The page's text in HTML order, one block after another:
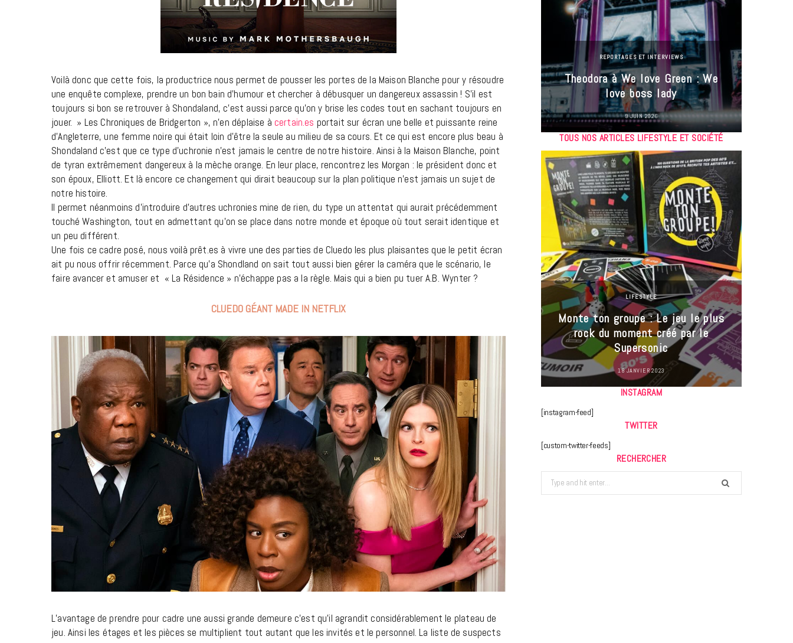
Voilà donc que cette fois, la productrice nous permet de pousser les portes de la Maison Blanche pour y résoudre
une enquête complexe, prendre un bon bain d’humour et chercher à débusquer un dangereux assassin ! S’il est
toujours si bon se retrouver à Shondaland, c’est aussi parce qu’on y brise les codes tout en sachant toujours en
jouer. » Les Chroniques de Bridgerton », n’en déplaise à certain.es portait sur écran une belle et puissante reine
d’Angleterre, une femme noire qui était loin d’être la seule au milieu de sa cours. Et ce qui est encore plus beau à
Shondaland c’est que ce type d’uchronie n’est jamais le centre de notre histoire. Ainsi à la Maison Blanche, point
de tyran extrêmement dangereux à la mèche orange. En leur place, rencontrez les Morgan : le président donc et
son époux, Elliott. Et là encore ce changement qui dirait beaucoup sur la plan politique n’est jamais un sujet de
notre histoire.
Il permet néanmoins d’introduire d’autres uchronies mine de rien, du type un attentat qui aurait précédemment
touché Washington, tout en admettant qu’on se place dans notre monde et époque où tout serait identique et
un peu différent.
Une fois ce cadre posé, nous voilà prêt.es à vivre une des parties de Cluedo les plus plaisantes que le petit écran
ait pu nous offrir récemment. Parce qu’a Shondland on sait tout aussi bien gérer la caméra que le scénario, le
faire avancer et amuser et « La Résidence » n’échappe pas a la règle. Mais qui a bien pu tuer A.B. Wynter ?
CLUEDO GÉANT MADE IN NETFLIX
L’avantage de prendre pour cadre une aussi grande demeure c’est qu’il agrandit considérablement le plateau de
jeu. Ainsi les étages et les pièces se multiplient tout autant que les invités et le personnel. La liste de suspects
We Love Green se met au vert sur
la Montagne de Gorillaz
REPORTAGES ET INTERVIEWS
Theodora à We love Green : We
love boss lady
9 JUIN 2026
TOUS NOS ARTICLES LIFESTYLE ET SOCIÉTÉ
LIFESTYLE
Gainsbarre à ne pas manquer sur
France 3
LIFESTYLE
Monte ton groupe : Le jeu le plus
rock du moment créé par le
Supersonic
18 JANVIER 2023
INSTAGRAM
[instagram-feed]
TWITTER
[custom-twitter-feeds]
RECHERCHER
Search
for: